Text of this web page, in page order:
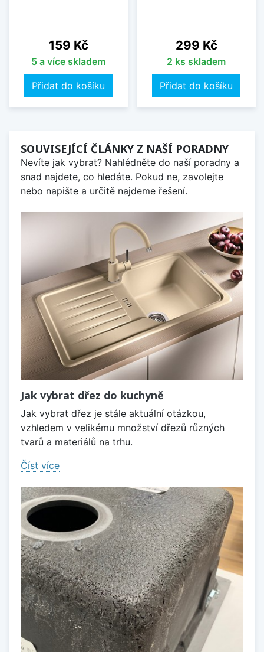
Cena
159 Kč
5 a více skladem
Přidat do košíku
Cena
299 Kč
2 ks skladem
Přidat do košíku
SOUVISEJÍCÍ ČLÁNKY Z NAŠÍ PORADNY
Nevíte jak vybrat? Nahlédněte do naší poradny a
snad najdete, co hledáte. Pokud ne, zavolejte
nebo napište a určitě najdeme řešení.
Jak vybrat dřez do kuchyně
Jak vybrat dřez je stále aktuální otázkou,
vzhledem v velikému množství dřezů různých
tvarů a materiálů na trhu.
Číst více